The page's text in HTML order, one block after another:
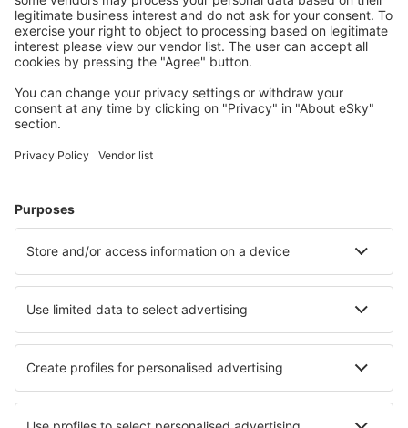
Cazarea preferată
Alege din peste 1,3 mil. de opţiuni: hoteluri, cabane,
Cele mai căutate hoteluri de către utilizatorii eSky
Hoteluri în Nisa
Hoteluri în Cannes Hoteluri în Paris Hoteluri în Frejus
Hoteluri în Caen Hoteluri în Six-Fours-les-Plages
Hoteluri în Strasbourg Hoteluri în Le Mans